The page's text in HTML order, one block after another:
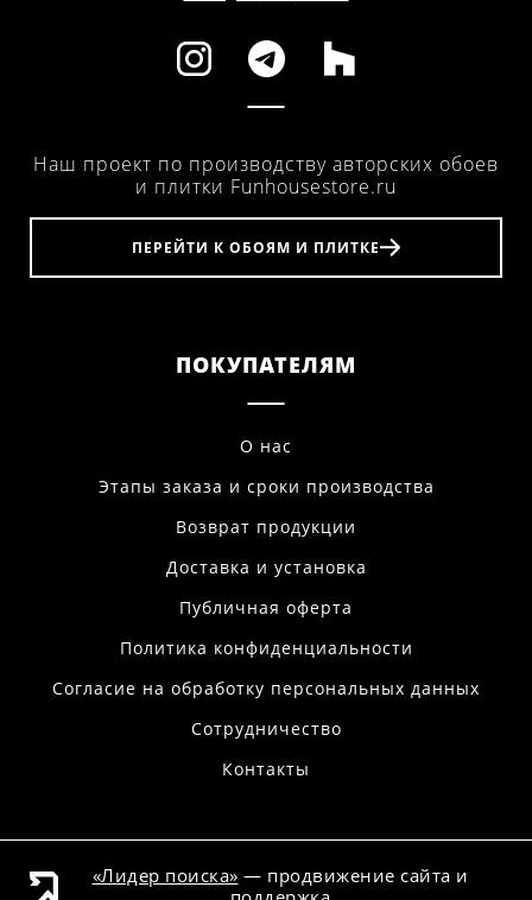
Наш проект по производству авторских обоев
и плитки Funhousestore.ru
ПЕРЕЙТИ К ОБОЯМ И ПЛИТКЕ
ПОКУПАТЕЛЯМ
О нас
Этапы заказа и сроки производства
Возврат продукции
Доставка и установка
Публичная оферта
Политика конфиденциальности
Согласие на обработку персональных данных
Сотрудничество
Контакты
«Лидер поиска» — продвижение сайта и